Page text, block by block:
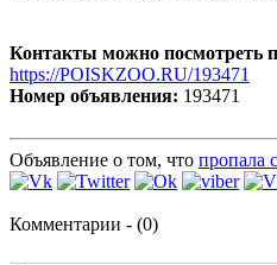
Контакты можно посмотреть
https://POISKZOO.RU/193471
Номер объявления: 193471
Объявление о том, что пропала
Комментарии - (0)